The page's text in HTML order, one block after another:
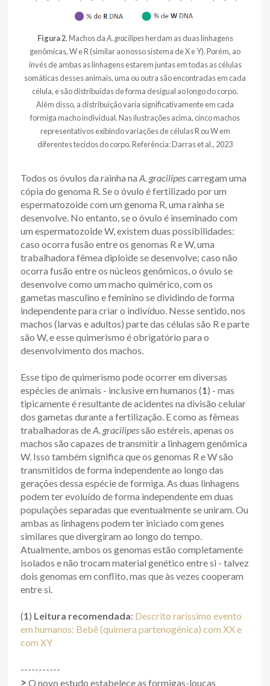
Figura 2. Machos daA. gracilipesherdam as duas linhagens
genômicas, W e R (similar ao nosso sistema de X e Y). Porém, ao
invés de ambas as linhagens estarem juntas em todas as células
somáticas desses animais, uma ou outra são encontradas em cada
célula, e são distribuídas de forma desigual ao longo do corpo.
Além disso, a distribuição varia significativamente em cada
formiga macho individual. Nas ilustrações acima, cinco machos
representativos exibindo variações de células R ou W em
diferentes tecidos do corpo. Referência: Darras et al., 2023
Todos os óvulos da rainha na A. gracilipescarregam uma
cópia do genoma R. Se o óvulo é fertilizado por um
espermatozoide com um genoma R, uma rainha se
desenvolve. No entanto, se o óvulo é inseminado com
um espermatozoide W, existem duas possibilidades:
caso ocorra fusão entre os genomas R e W, uma
trabalhadora fêmea diploide se desenvolve; caso não
ocorra fusão entre os núcleos genômicos, o óvulo se
desenvolve como um macho quimérico, com os
gametas masculino e feminino se dividindo de forma
independente para criar o indivíduo. Nesse sentido, nos
machos (larvas e adultos) parte das células são R e parte
são W, e esse quimerismo é obrigatório para o
desenvolvimento dos machos.
Esse tipo de quimerismo pode ocorrer em diversas
espécies de animais - inclusive em humanos (1) - mas
tipicamente é resultante de acidentes na divisão celular
dos gametas durante a fertilização. E como as fêmeas
trabalhadoras deA. gracilipessão estéreis, apenas os
machos são capazes de transmitir a linhagem genômica
W. Isso também significa que os genomas R e W são
transmitidos de forma independente ao longo das
gerações dessa espécie de formiga. As duas linhagens
podem ter evoluído de forma independente em duas
populações separadas que eventualmente se uniram. Ou
ambas as linhagens podem ter iniciado com genes
similares que divergiram ao longo do tempo.
Atualmente, ambos os genomas estão completamente
isolados e não trocam material genético entre si - talvez
dois genomas em conflito, mas que às vezes cooperam
entre si.
(1) Leitura recomendada: Descrito raríssimo evento
em humanos: Bebê (quimera partenogênica) com XX e
com XY
-----------
> O novo estudo estabelece as formigas-loucas